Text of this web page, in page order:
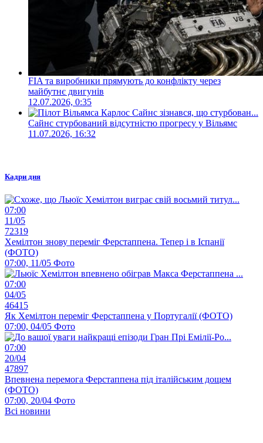
FIA та виробники прямують до конфлікту через
майбутнє двигунів
12.07.2026, 0:35
Сайнс стурбований відсутністю прогресу у Вільямс
11.07.2026, 16:32
Кадри дня
07:00
11/05
72319
Хемілтон знову переміг Ферстаппена. Тепер і в Іспанії
(ФОТО)
07:00, 11/05 Фото
07:00
04/05
46415
Як Хемілтон переміг Ферстаппена у Португалії (ФОТО)
07:00, 04/05 Фото
07:00
20/04
47897
Впевнена перемога Ферстаппена під італійським дощем
(ФОТО)
07:00, 20/04 Фото
Всі новини